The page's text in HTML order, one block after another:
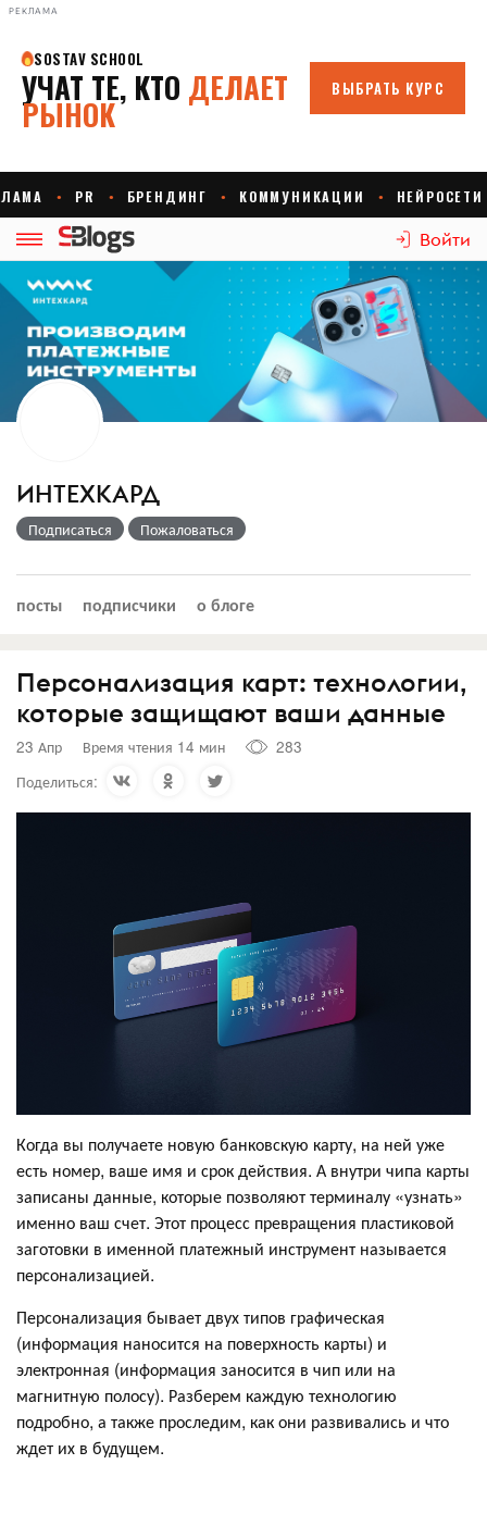
РЕКЛАМА
Войти
ИНТЕХКАРД
Подписаться Пожаловаться
посты подписчики о блоге
Персонализация карт: технологии,
которые защищают ваши данные
23 Апр Время чтения 14 мин
283
Поделиться:
Когда вы получаете новую банковскую карту, на ней уже
есть номер, ваше имя и срок действия. А внутри чипа карты
записаны данные, которые позволяют терминалу «узнать»
именно ваш счет. Этот процесс превращения пластиковой
заготовки в именной платежный инструмент называется
персонализацией.
Персонализация бывает двух типов графическая
(информация наносится на поверхность карты) и
электронная (информация заносится в чип или на
магнитную полосу). Разберем каждую технологию
подробно, а также проследим, как они развивались и что
ждет их в будущем.